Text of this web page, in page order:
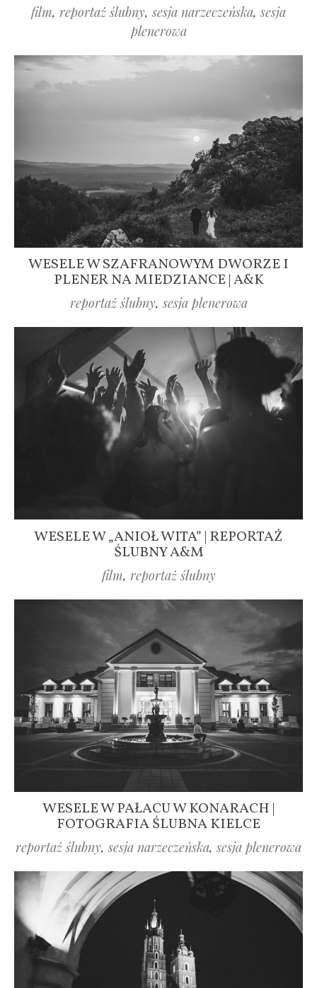
film, reportaż ślubny,sesja narzeczeńska,sesja
plenerowa
WESELE W SZAFRANOWYM DWORZE I
PLENER NA MIEDZIANCE | A&K
reportaż ślubny,sesja plenerowa
WESELE W „ANIOŁ WITA” | REPORTAŻ
ŚLUBNY A&M
film, reportaż ślubny
WESELE W PAŁACU W KONARACH |
FOTOGRAFIA ŚLUBNA KIELCE
reportaż ślubny,sesja narzeczeńska,sesja plenerowa